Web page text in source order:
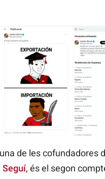
de les cofundadores
Seguí, és el segon